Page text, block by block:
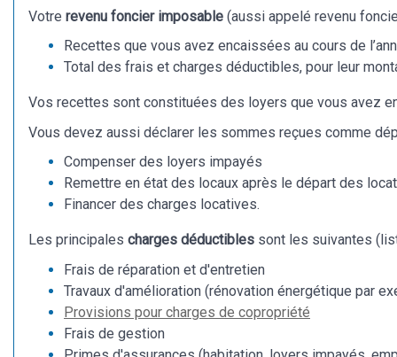
Votre revenu foncier imposable (aussi appelé revenu
Recettes que vous avez encaissées au cours de
Total des frais et charges déductibles, pour leur
Vos recettes sont constituées des loyers que vous avez
Vous devez aussi déclarer les sommes reçues comme
Compenser des loyers impayés
Remettre en état des locaux après le départ des
Financer des charges locatives.
Les principales charges déductibles sont les suivantes
Frais de réparation et d'entretien
Travaux d'amélioration (rénovation énergétique par
Provisions pour charges de copropriété
Frais de gestion